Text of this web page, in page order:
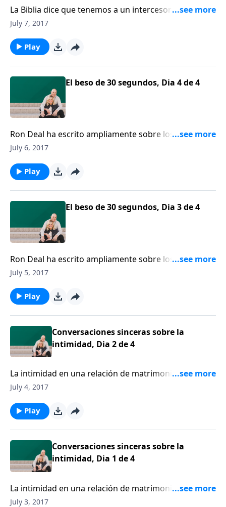
La Biblia dice que tenemos a un intercesor ante el
Padre, que siempre está pidiendo por nosotros. Hoy
July 7, 2017
Play
El beso de 30 segundos, Dia 4 de 4
Ron Deal ha escrito ampliamente sobre los lidiar con
los desafíos que afrontan las parejas en un segundo
dedicaremos nuestro tiempo para pensar juntos
sobre la pasión en el matrimonio.
July 6, 2017
Play
El beso de 30 segundos, Dia 3 de 4
Ron Deal ha escrito ampliamente sobre los lidiar con
los desafíos que afrontan las parejas en un segundo
dedicaremos nuestro tiempo para pensar juntos
sobre la pasión en el matrimonio.
July 5, 2017
Play
Conversaciones sinceras sobre la
intimidad, Dia 2 de 4
La intimidad en una relación de matrimonio entre un
esposo y una esposa es importante. Escucharemos
importancia de la intimidad en una relación de
matrimonio por el consejero y autor Ron Deal.
July 4, 2017
Play
Conversaciones sinceras sobre la
intimidad, Dia 1 de 4
La intimidad en una relación de matrimonio entre un
esposo y una esposa es importante. Escucharemos
July 3, 2017